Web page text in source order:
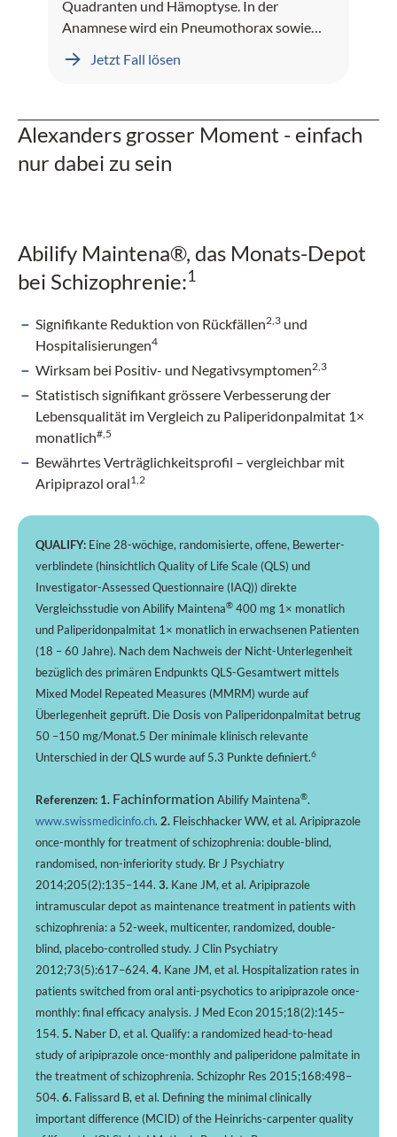
Quadranten und Hämoptyse. In der
Anamnese wird ein Pneumothorax sowie
Jetzt Fall lösen
Alexanders grosser Moment - einfach
nur dabei zu sein
Abilify Maintena®, das Monats-Depot
bei Schizophrenie:1
Signifikante Reduktion von Rückfällen2,3 und
Hospitalisierungen4
Wirksam bei Positiv- und Negativsymptomen2,3
Statistisch signifikant grössere Verbesserung der
Lebensqualität im Vergleich zu Paliperidonpalmitat 1×
monatlich#,5
Bewährtes Verträglichkeitsprofil – vergleichbar mit
Aripiprazol oral1,2
QUALIFY: Eine 28-wöchige, randomisierte, offene, Bewerter-
verblindete (hinsichtlich Quality of Life Scale (QLS) und
Investigator-Assessed Questionnaire (IAQ)) direkte
Vergleichsstudie von Abilify Maintena® 400 mg 1× monatlich
und Paliperidonpalmitat 1× monatlich in erwachsenen Patienten
(18 – 60 Jahre). Nach dem Nachweis der Nicht-Unterlegenheit
bezüglich des primären Endpunkts QLS-Gesamtwert mittels
Mixed Model Repeated Measures (MMRM) wurde auf
Überlegenheit geprüft. Die Dosis von Paliperidonpalmitat betrug
50 –150 mg/Monat.5 Der minimale klinisch relevante
Unterschied in der QLS wurde auf 5.3 Punkte definiert.6
Referenzen: 1. Fachinformation Abilify Maintena®.
www.swissmedicinfo.ch. 2. FleischhackerWW, et al. Aripiprazole
once-monthly for treatment of schizophrenia: double-blind,
randomised, non-inferiority study. Br J Psychiatry
2014;205(2):135–144. 3. Kane JM, et al. Aripiprazole
intramuscular depot as maintenance treatment in patients with
schizophrenia: a 52-week, multicenter, randomized, double-
blind, placebo-controlled study. J Clin Psychiatry
2012;73(5):617–624. 4. Kane JM, et al. Hospitalization rates in
patients switched from oral anti-psychotics to aripiprazole once-
monthly: final efficacy analysis. J Med Econ 2015;18(2):145–
154. 5. Naber D, et al. Qualify: a randomized head-to-head
study of aripiprazole once-monthly and paliperidone palmitate in
the treatment of schizophrenia. Schizophr Res 2015;168:498–
504. 6. Falissard B, et al. Defining the minimal clinically
important difference (MCID) of the Heinrichs-carpenter quality